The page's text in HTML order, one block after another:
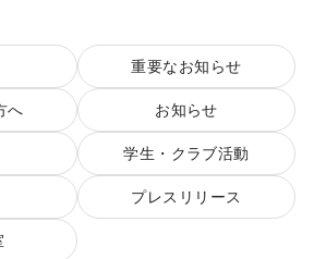
重要なお知らせ
へ お知らせ
学生・クラブ活動
プレスリリース